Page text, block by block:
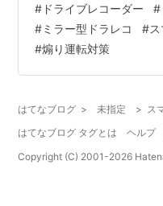
す。今回は駐車中録画が
ーブルを取り付けますが
ブルのヒューズの交換が
ューズの交換作業と
# ドライブレコーダー #
#ミラー型ドラレコ #
#煽り運転対策
はてなブログ > 未指定 > ス
はてなブログ タグとは
ヘルプ
Copyright (C) 2001-2026